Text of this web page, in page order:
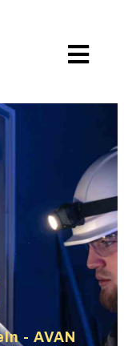
- AVAN